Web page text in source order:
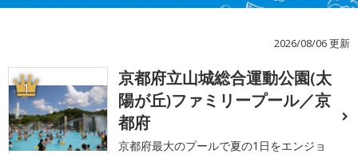
2026/08/06 更新
1
京都府立山城総合運動公園(太
陽が丘)ファミリープール／京
都府
京都府最大のプールで夏の1日をエンジョ